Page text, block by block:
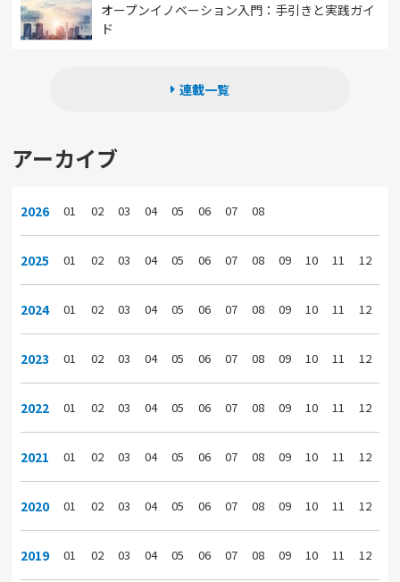
オープンイノベーション入門：手引きと実践ガイ
ド
連載一覧
アーカイブ
2026 01 02 03 04 05 06 07 08
2025 01 02 03 04 05 06 07 08 09 10 11 12
2024 01 02 03 04 05 06 07 08 09 10 11 12
2023 01 02 03 04 05 06 07 08 09 10 11 12
2022 01 02 03 04 05 06 07 08 09 10 11 12
2021 01 02 03 04 05 06 07 08 09 10 11 12
2020 01 02 03 04 05 06 07 08 09 10 11 12
2019 01 02 03 04 05 06 07 08 09 10 11 12